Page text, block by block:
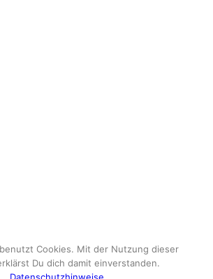
Cookies. Mit der Nutzung dieser
Du dich damit einverstanden.